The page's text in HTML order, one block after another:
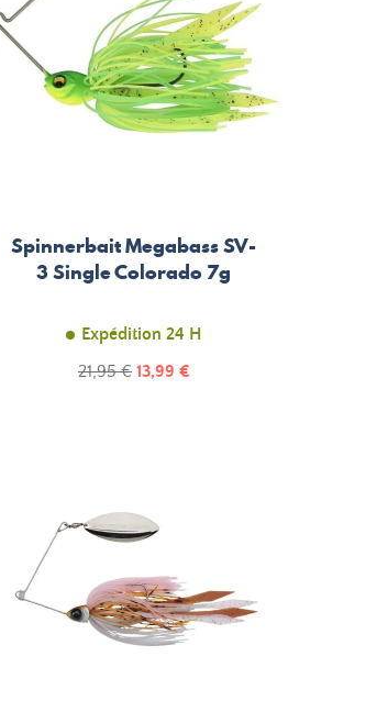
Spinnerbait Megabass SV-
3 Single Colorado 7g
Expédition 24 H
Prix
21,95 € Prix
13,99 €